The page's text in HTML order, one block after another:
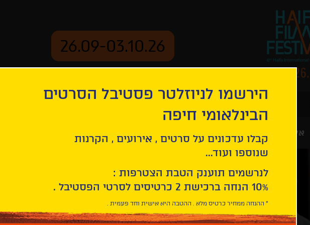
26.09-03.10.26
אלה שעובדים
הירשמו לניוזלטר פסטיבל הסרטים
הבינלאומי חיפה
קבלו עדכונים על סרטים , אירועים , הקרנות
שנוספו ועוד...
לנרשמים תוענק הטבת הצטרפות :
10% הנחה ברכישת 2 כרטיסים לסרטי הפסטיבל .
* ההנחה ממחיר כרטיס מלא . ההטבה היא אישית וחד פעמית .